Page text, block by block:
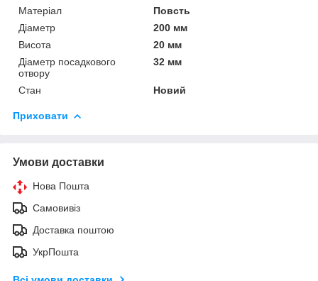
Матеріал
Повсть
Діаметр
200 мм
Висота
20 мм
Діаметр посадкового
отвору
32 мм
Стан Новий
Приховати
Умови доставки
Нова Пошта
Самовивіз
Доставка поштою
УкрПошта